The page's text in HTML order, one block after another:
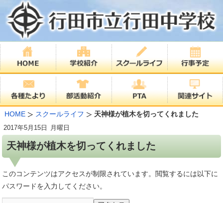
HOME スクールライフ 天神様が植木を切ってくれました
天神様が植木を切ってくれました
2017年5月15日 月曜日
このコンテンツはアクセスが制限されています。閲覧するには以下に
パスワードを入力してください。